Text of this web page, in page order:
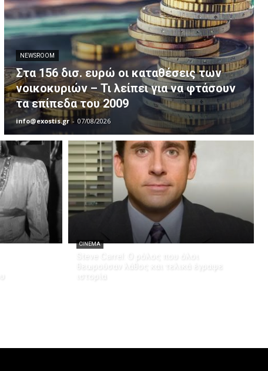
NEWSROOM
Στα 156 δισ. ευρώ οι καταθέσεις των
νοικοκυριών – Τι λείπει για να φτάσουν
τα επίπεδα του 2009
info@exostis.gr - 07/08/2026
CINEMA
Steve Carrel: Ο ρόλος που όλοι
θεωρούσαν λάθος και τελικά έγραψε